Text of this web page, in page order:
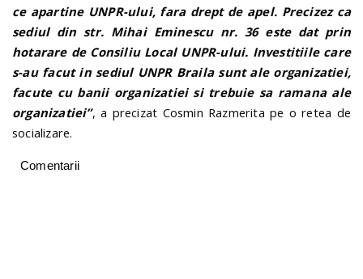
ce apartine UNPR-ului, fara drept de apel. Precizez ca
sediul din str. Mihai Eminescu nr. 36 este dat prin
hotarare de Consiliu Local UNPR-ului. Investitiile care
s-au facut in sediul UNPR Braila sunt ale organizatiei,
facute cu banii organizatiei si trebuie sa ramana ale
organizatiei”, a precizat Cosmin Razmerita pe o retea de
socializare.
Comentarii